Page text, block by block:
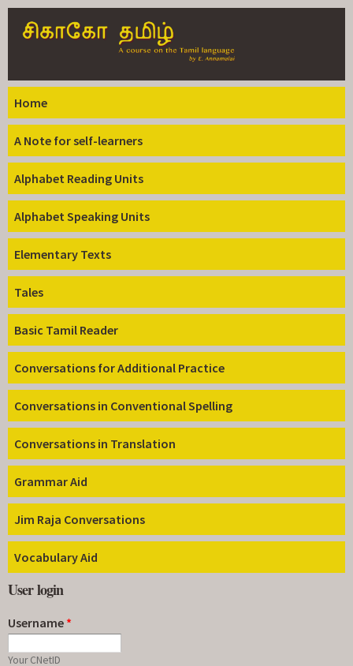
Skip to
main
content
Home
A Note for self-learners
Alphabet Reading Units
Alphabet Speaking Units
Elementary Texts
Tales
Basic Tamil Reader
Conversations for Additional Practice
Conversations in Conventional Spelling
Conversations in Translation
Grammar Aid
Jim Raja Conversations
Vocabulary Aid
User login
Username *
Your CNetID